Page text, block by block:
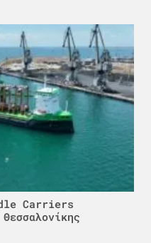
Carriers